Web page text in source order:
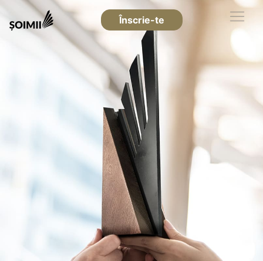
Înscrie-te